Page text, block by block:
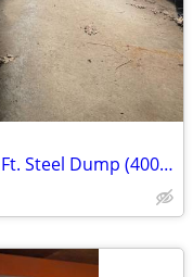
Yard Commander 10 Cu. Ft. Steel Dump (400 lb caacity) Cart